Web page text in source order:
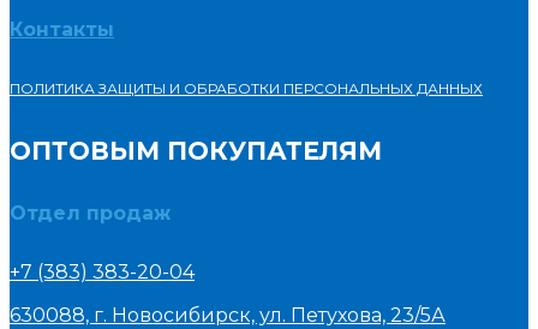
Контакты
ПОЛИТИКА ЗАЩИТЫ И ОБРАБОТКИ ПЕРСОНАЛЬНЫХ ДАННЫХ
ОПТОВЫМ ПОКУПАТЕЛЯМ
Отдел продаж
+7 (383) 383-20-04
630088, г. Новосибирск, ул. Петухова, 23/5А